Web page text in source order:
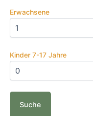
Erwachsene
Kinder 7-17 Jahre